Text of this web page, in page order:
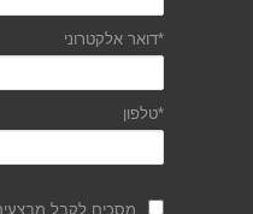
*דואר אלקטרוני
*טלפון
מסכים לקבל